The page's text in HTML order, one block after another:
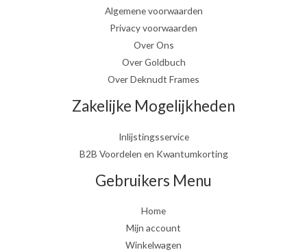
Algemene voorwaarden
Privacy voorwaarden
Over Ons
Over Goldbuch
Over Deknudt Frames
Zakelijke Mogelijkheden
Inlijstingsservice
B2B Voordelen en Kwantumkorting
Gebruikers Menu
Home
Mijn account
Winkelwagen